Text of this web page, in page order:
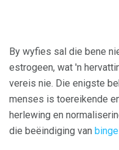
By wyfies sal die bene
estrogeen, wat 'n
vereis nie. Die enigste
menses is toereikende
herlewing en
die beëindiging van